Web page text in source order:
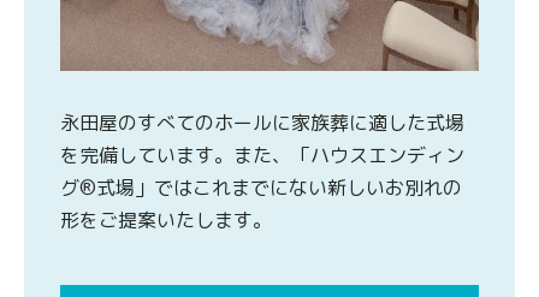
永田屋のすべてのホールに家族葬に適した式場
を完備しています。また、「ハウスエンディン
グ®式場」ではこれまでにない新しいお別れの
形をご提案いたします。